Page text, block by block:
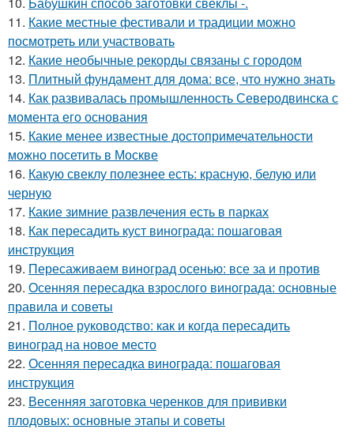
11. Какие местные фестивали и традиции можно
посмотреть или участвовать
12. Какие необычные рекорды связаны с городом
13. Плитный фундамент для дома: все, что нужно знать
14. Как развивалась промышленность Северодвинска с
момента его основания
15. Какие менее известные достопримечательности
можно посетить в Москве
16. Какую свеклу полезнее есть: красную, белую или
черную
17. Какие зимние развлечения есть в парках
18. Как пересадить куст винограда: пошаговая
инструкция
19. Пересаживаем виноград осенью: все за и против
20. Осенняя пересадка взрослого винограда: основные
правила и советы
21. Полное руководство: как и когда пересадить
виноград на новое место
22. Осенняя пересадка винограда: пошаговая
инструкция
23. Весенняя заготовка черенков для прививки
плодовых: основные этапы и советы